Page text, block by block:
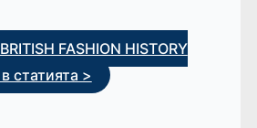
FASHION HISTORY
статията >